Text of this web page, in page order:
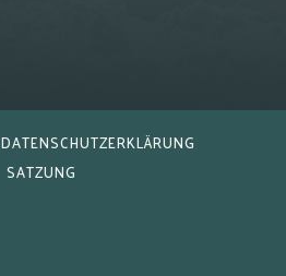
DATENSCHUTZERKLÄRUNG
SATZUNG